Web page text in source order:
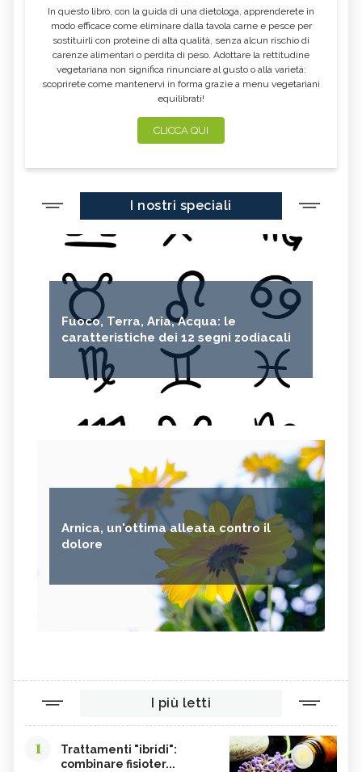
In questo libro, con la guida di una dietologa, apprenderete in
modo efficace come eliminare dalla tavola carne e pesce per
sostituirli con proteine di alta qualità, senza alcun rischio di
carenze alimentari o perdita di peso. Adottare la rettitudine
vegetariana non significa rinunciare al gusto o alla varietà:
scoprirete come mantenervi in forma grazie a menu vegetariani
equilibrati!
CLICCA QUI
I nostri speciali
Fuoco, Terra, Aria, Acqua: le
caratteristiche dei 12 segni zodiacali
Arnica, un'ottima alleata contro il
dolore
I più letti
1
Trattamenti "ibridi":
combinare fisioter...